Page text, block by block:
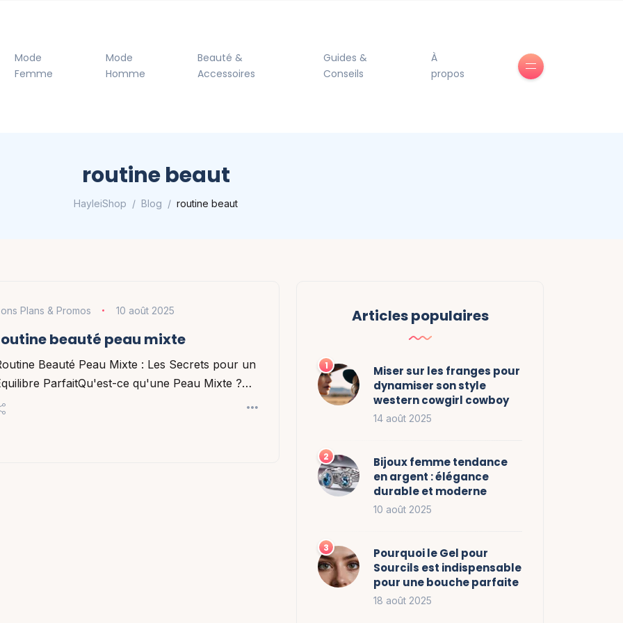
Mode
Femme
Mode
Homme
Beauté &
Accessoires
Guides &
Conseils
À
propos
routine beaut
HayleiShop Blog routine beaut
Plans & Promos 10 août 2025
beauté peau mixte
Beauté Peau Mixte : Les Secrets pour un
ParfaitQu'est-ce qu'une Peau Mixte ?…
Articles populaires
Miser sur les franges pour
dynamiser son style
western cowgirl cowboy
14 août 2025
Bijoux femme tendance
en argent : élégance
durable et moderne
10 août 2025
Pourquoi le Gel pour
Sourcils est indispensable
pour une bouche parfaite
18 août 2025